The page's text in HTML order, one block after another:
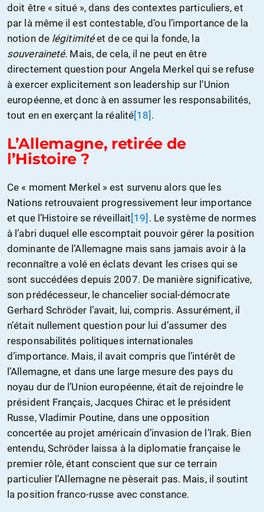
doit être « situé », dans des contextes particuliers, et
par là même il est contestable, d’ou l’importance de la
notion de légitimitéet de ce qui la fonde, la
souveraineté. Mais, de cela, il ne peut en être
directement question pour Angela Merkel qui se refuse
à exercer explicitement son leadership sur l’Union
européenne, et donc à en assumer les responsabilités,
tout en en exerçant la réalité[18] .
L’Allemagne, retirée de
l’Histoire ?
Ce « moment Merkel » est survenu alors que les
Nations retrouvaient progressivement leur importance
et que l’Histoire se réveillait [19] . Le système de normes
à l’abri duquel elle escomptait pouvoir gérer la position
dominante de l’Allemagne mais sans jamais avoir à la
reconnaître a volé en éclats devant les crises qui se
sont succédées depuis 2007. De manière significative,
son prédécesseur, le chancelier social-démocrate
Gerhard Schröder l’avait, lui, compris. Assurément, il
n’était nullement question pour lui d’assumer des
responsabilités politiques internationales
d’importance. Mais, il avait compris que l’intérêt de
l’Allemagne, et dans une large mesure des pays du
noyau dur de l’Union européenne, était de rejoindre le
président Français, Jacques Chirac et le président
Russe, Vladimir Poutine, dans une opposition
concertée au projet américain d’invasion de l’Irak. Bien
entendu, Schröder laissa à la diplomatie française le
premier rôle, étant conscient que sur ce terrain
particulier l’Allemagne ne pèserait pas. Mais, il soutint
la position franco-russe avec constance.